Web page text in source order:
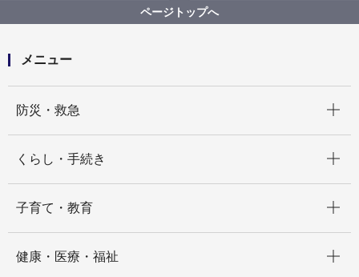
記者発表 2023年度
「SDGs未来都市・環境絵日記展２０２３」を開催し
ページトップへ
メニュー
防災・救急
くらし・手続き
子育て・教育
健康・医療・福祉